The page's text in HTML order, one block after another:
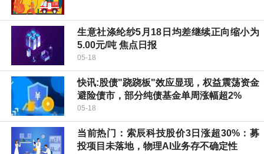
生意社涤纶纱5月18日均差继续正向缩小为
5.00元/吨 焦点日报
05-18
快讯:股债"跷跷板"效应显现，权益震荡资金
避险债市，部分纯债基金单周涨幅超2%
05-18
当前热门：索辰科技股价3日涨超30%：募
投项目未落地，物理AI业务存不确定性